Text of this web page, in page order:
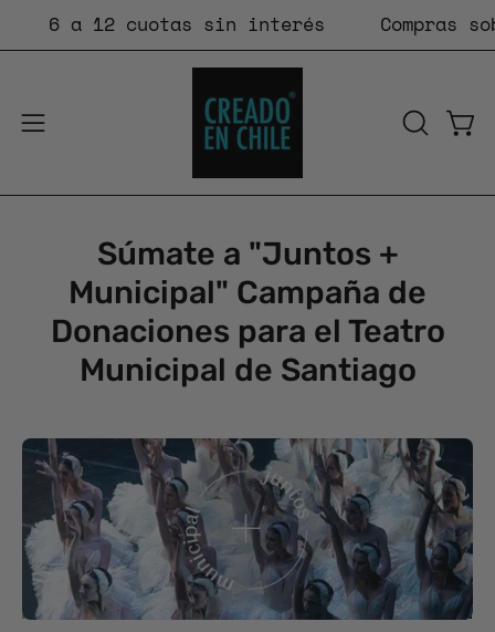
6 a 12 cuotas sin interés Compras
Abrir
de
ABRIR
DE
Súmate a "Juntos +
Municipal" Campaña de
Donaciones para el Teatro
Municipal de Santiago